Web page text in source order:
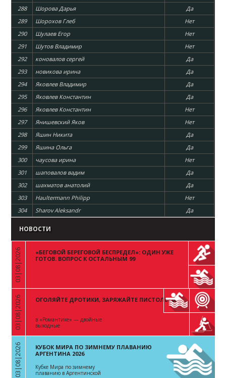
288
Шорова Дарья
Да
289
Шорохов Глеб
Нет
290
Шулаев Егор
Нет
291
Шутов Владимир
Нет
292
коновалов сергей
Да
293
новикова ирина
Да
294
Яковлев Владимир
Да
295
Яковлев Константин
Да
296
Яковлев Константин
Нет
297
Янишевский Яков
Нет
298
Яшин Никита
Да
299
Яшина Ольга
Да
300
чаусова ирина
Нет
301
шаповалов вадим
Да
302
шахматов анатолий
Да
303
Haultermann Philipp
Нет
304
Sharov Aleksandr Да
НОВОСТИ
«
03|08|2026
«БЕГОВОЙ БЕРЕГОВОЙ БЕСПРЕДЕЛ»: ОДИН УЖЕ
ГОТОВ. ВОПРОС К ОСТАЛЬНЫМ 99
«
03|08|2026 ОГОЛЯЙТЕ ДРОТИКИ, ЗАРЯЖАЙТЕ ПИСТОЛЕТЫ
в «Романтике» — двойные
выходные
«
03|08|2026
КУБОК МИРА ПО ЗИМНЕМУ ПЛАВАНИЮ
АРГЕНТИНА 2026
Кубке Мира по зимнему
плаванию в Аргентинской